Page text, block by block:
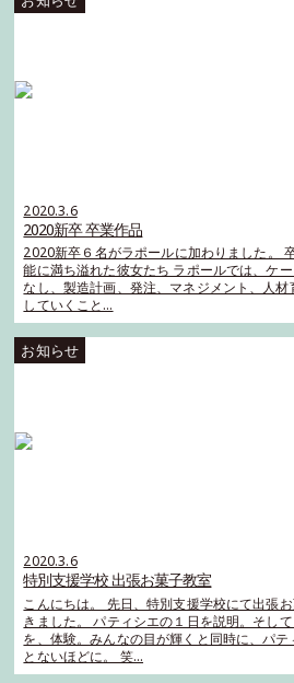
2020.3.6
2020新卒 卒業作品
2020新卒６名がラポールに加わりました。
能に満ち溢れた彼女たち ラポールでは、ケ
なし、製造計画、発注、マネジメント、人
していくこと…
2020.3.6
特別支援学校 出張お菓子教室
こんにちは。 先日、特別支援学校にて出張
きました。 パティシエの１日を説明。そし
を、体験。みんなの目が輝くと同時に、パ
とないほどに。 笑…